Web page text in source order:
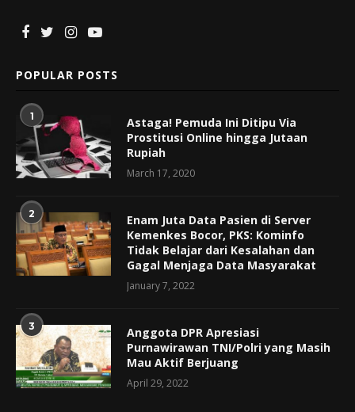
POPULAR POSTS
1
Astaga! Pemuda Ini Ditipu Via
Prostitusi Online hingga Jutaan
Rupiah
March 17, 2020
2
Enam Juta Data Pasien di Server
Kemenkes Bocor, PKS: Kominfo
Tidak Belajar dari Kesalahan dan
Gagal Menjaga Data Masyarakat
January 7, 2022
3
Anggota DPR Apresiasi
Purnawirawan TNI/Polri yang Masih
Mau Aktif Berjuang
April 29, 2022